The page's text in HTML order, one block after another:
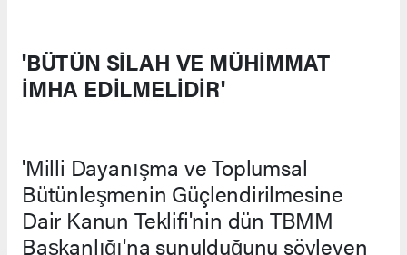
'BÜTÜN SİLAH VE MÜHİMMAT
İMHA EDİLMELİDİR'
'Milli Dayanışma ve Toplumsal
Bütünleşmenin Güçlendirilmesine
Dair Kanun Teklifi'nin dün TBMM
Başkanlığı'na sunulduğunu söyleyen